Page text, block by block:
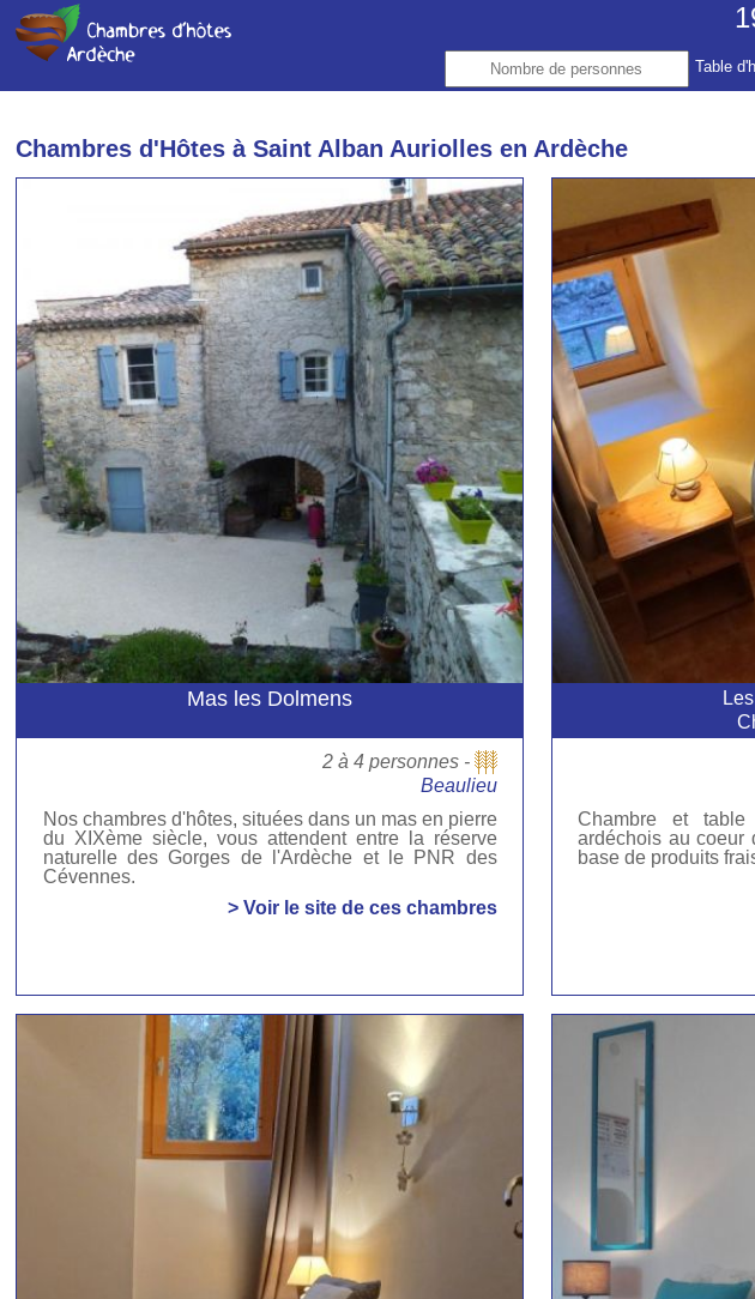
Table
Chambres d'Hôtes à Saint Alban Auriolles en Ardèche
Mas les Dolmens
2 à 4 personnes -
Beaulieu
Nos chambres d'hôtes, situées dans un mas en pierre
du XIXème siècle, vous attendent entre la réserve
naturelle des Gorges de l'Ardèche et le PNR des
Cévennes.
> Voir le site de ces chambres
Chambre et
ardéchois au coeur
base de produits